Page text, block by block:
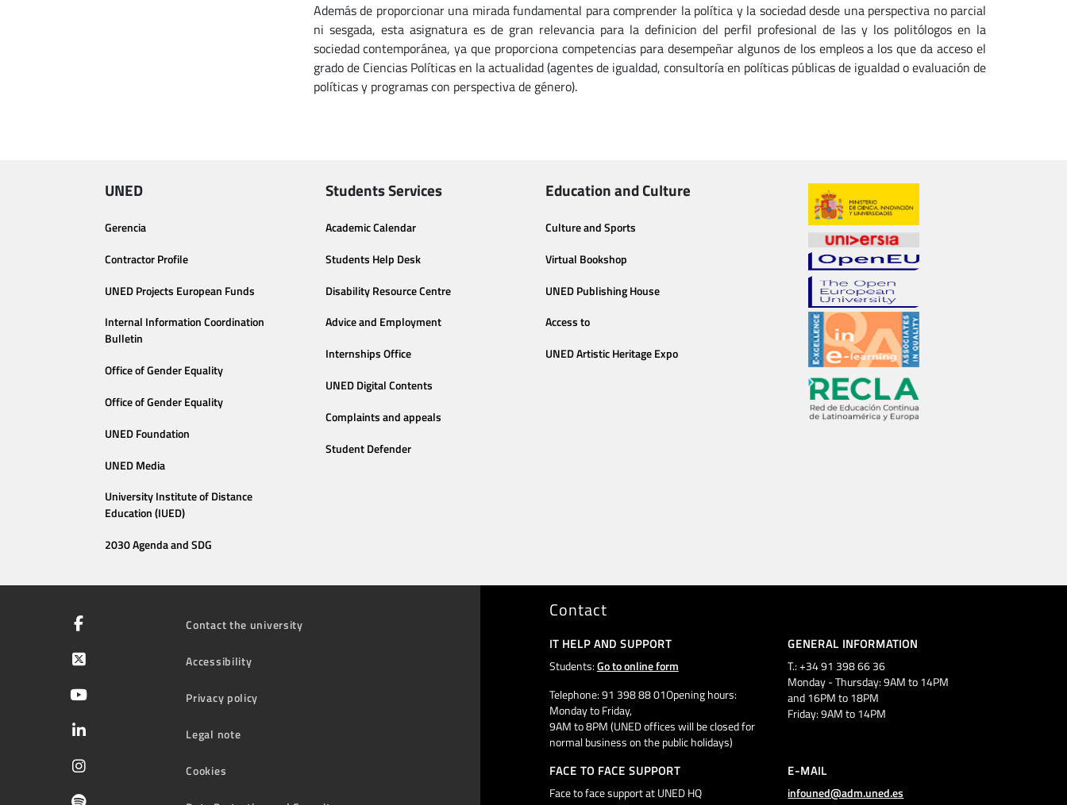
Además de proporcionar una mirada fundamental para comprender la política y la sociedad desde una perspectiva no parcial
ni sesgada, esta asignatura es de gran relevancia para la definicion del perfil profesional de las y los politólogos en la
sociedad contemporánea, ya que proporciona competencias para desempeñar algunos de los empleos a los que da acceso el
grado de Ciencias Políticas en la actualidad (agentes de igualdad, consultoría en políticas públicas de igualdad o evaluación de
políticas y programas con perspectiva de género).
UNED
Gerencia
Contractor Profile
UNED Projects European Funds
Internal Information Coordination
Bulletin
Office of Gender Equality
Office of Gender Equality
UNED Foundation
UNED Media
University Institute of Distance
Education (IUED)
2030 Agenda and SDG
Students Services
Academic Calendar
Students Help Desk
Disability Resource Centre
Advice and Employment
Internships Office
UNED Digital Contents
Complaints and appeals
Student Defender
Education and Culture
Culture and Sports
Virtual Bookshop
UNED Publishing House
Access to
UNED Artistic Heritage Expo
Contact the university
Accessibility
Privacy policy
Legal note
Cookies
Contact
IT HELP AND SUPPORT
Students:Go to online form
Telephone: 91 398 88 01Opening hours:
Monday to Friday,
9AM to 8PM (UNED offices will be closed for
normal business on the public holidays)
GENERAL INFORMATION
T.: +34 91 398 66 36
Monday - Thursday: 9AM to 14PM
and 16PM to 18PM
Friday: 9AM to 14PM
FACE TO FACE SUPPORT
Face to face support at UNED HQ
E-MAIL
infouned@adm.uned.es